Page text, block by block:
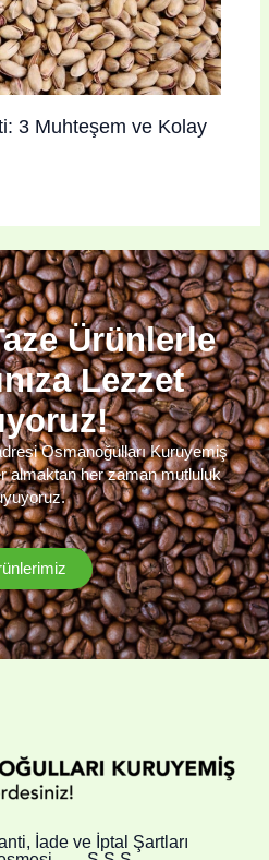
3 Muhteşem ve Kolay
Ürünlerle
Lezzet
Osmanoğulları Kuruyemiş
almaktan her zaman mutluluk
İade ve İptal Şartları